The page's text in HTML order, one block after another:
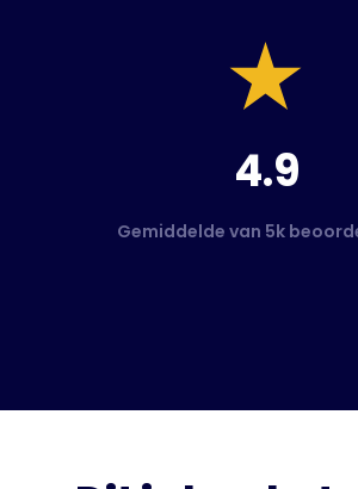
4.9
Gemiddelde van 5k